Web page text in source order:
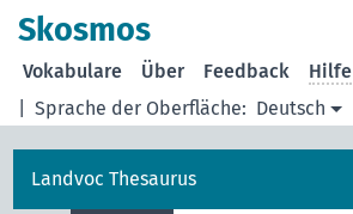
Skosmos
Sprache der Oberfläche: Deutsch
Vokabulare Über Feedback Hilfe
Landvoc Thesaurus